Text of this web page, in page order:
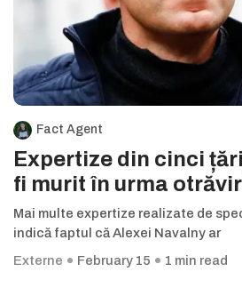
Fact Agent
Expertize din cinci
fi murit în urma
Mai multe expertize realizate de
indică faptul că Alexei Navalny ar
Externe
February 15 1 min read